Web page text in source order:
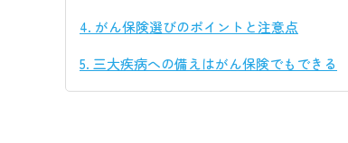
4. がん保険選びのポイントと注意点
5. 三大疾病への備えはがん保険でもできる